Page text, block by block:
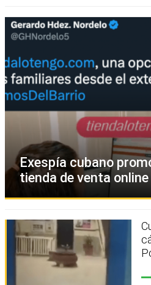
Exespía cubano
tienda de venta online